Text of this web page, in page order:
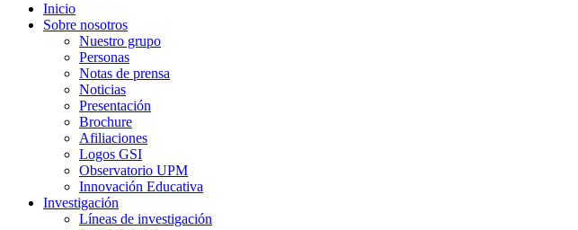
Inicio
Sobre nosotros
Nuestro grupo
Personas
Notas de prensa
Noticias
Presentación
Brochure
Afiliaciones
Logos GSI
Observatorio UPM
Innovación Educativa
Investigación
Líneas de investigación